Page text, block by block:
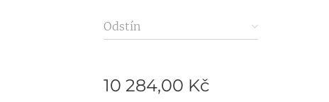
Odstín
10 284,00 Kč